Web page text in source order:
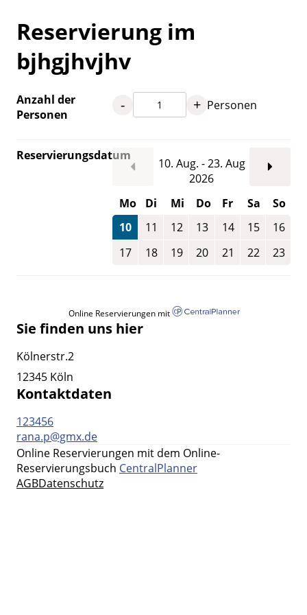
Reservierung im
bjhgjhvjhv
Anzahl der
Personen
- + Personen
Reservierungsdatum
10. Aug. - 23. Aug
2026
Mo
Di Mi Do Fr Sa
So
10
11 12 13 14 15
16
17
18 19 20 21 22 23
Online Reservierungen mit
Sie finden uns hier
Kölnerstr.2
12345 Köln
Kontaktdaten
123456
rana.p@gmx.de
Online Reservierungen mit dem Online-
Reservierungsbuch CentralPlanner
AGBDatenschutz